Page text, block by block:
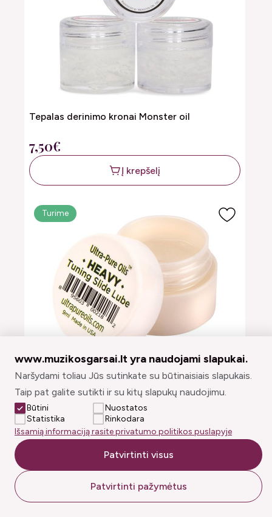
Tepalas derinimo kronai Monster oil
7,50€
Į krepšelį
Turime
Tepalas derinimo kronoms Heavy Ultra Pure
5,00€
Į krepšelį
www.muzikosgarsai.lt yra naudojami slapukai.
Naršydami toliau Jūs sutinkate su būtinaisiais slapukais.
Taip pat galite sutikti ir su kitų slapukų naudojimu.
Būtini
Nuostatos
Statistika
Rinkodara
Išsamią informaciją rasite privatumo politikos puslapyje
Patvirtinti visus
Patvirtinti pažymėtus